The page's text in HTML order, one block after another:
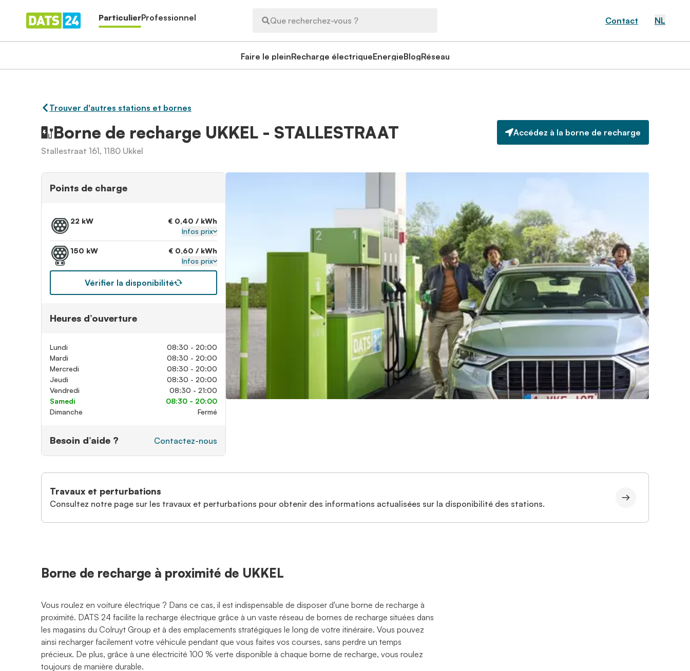
ParticulierProfessionnel Que recherchez-vous ? Contact NL
Faire le pleinRecharge électriqueEnergieBlogRéseau
Trouver d'autres stations et bornes
Borne de recharge UKKEL - STALLESTRAAT
Accédez à la borne de recharge
Stallestraat 161, 1180 Ukkel
Points de charge
22 kW
€ 0,40 / kWh
Infos prix
150 kW
€ 0,60 / kWh
Infos prix
Vérifier la disponibilité
Heures d’ouverture
Lundi
08:30 - 20:00
Mardi
08:30 - 20:00
Mercredi
08:30 - 20:00
Jeudi
08:30 - 20:00
Vendredi
08:30 - 21:00
Samedi
08:30 - 20:00
Dimanche
Fermé
Besoin d’aide ? Contactez-nous
Travaux et perturbations
Consultez notre page sur les travaux et perturbations pour obtenir des informations actualisées sur la disponibilité des stations.
Borne de recharge à proximité de UKKEL
Vous roulez en voiture électrique ? Dans ce cas, il est indispensable de disposer d'une borne de recharge à
proximité. DATS 24 facilite la recharge électrique grâce à un vaste réseau de bornes de recharge situées dans
les magasins du Colruyt Group et à des emplacements stratégiques le long de votre itinéraire. Vous pouvez
ainsi recharger facilement votre véhicule pendant que vous faites vos courses, sans perdre un temps
précieux. De plus, grâce à une électricité 100 % verte disponible à chaque borne de recharge, vous roulez
toujours de manière durable.